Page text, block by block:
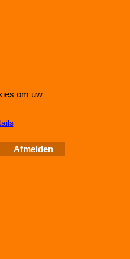
- 2026
met
webwinkel
om uw
Afmelden